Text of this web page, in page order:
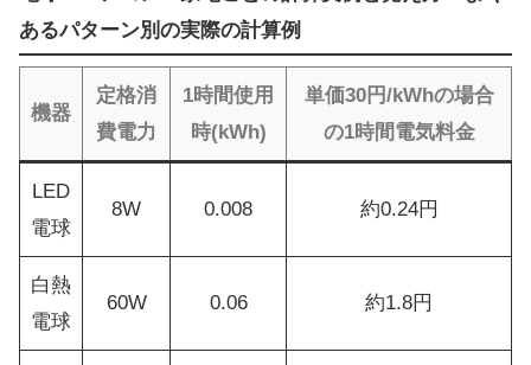
あるパターン別の実際の計算例
機器
定格消
費電力
1時間使用
時(kWh)
単価30円/kWhの場合
の1時間電気料金
LED
電球
8W 0.008 約0.24円
白熱
電球
60W 0.06 約1.8円